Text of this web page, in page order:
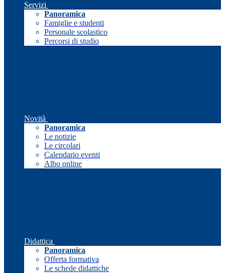
Servizi
Panoramica
Famiglie e studenti
Personale scolastico
Percorsi di studio
Novità
Panoramica
Le notizie
Le circolari
Calendario eventi
Albo online
Didattica
Panoramica
Offerta formativa
Le schede didattiche